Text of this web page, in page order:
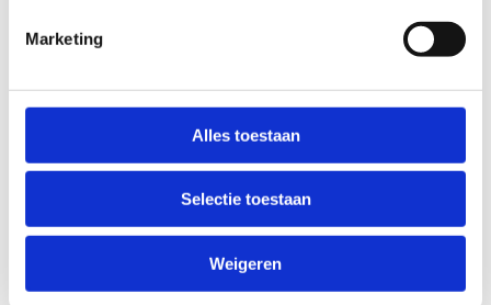
Marketing
Alles toestaan
Selectie toestaan
Weigeren
Over dit artikel
Marjolein Sponselee